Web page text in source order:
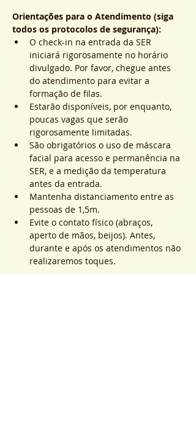
Orientações para o Atendimento (siga
todos os protocolos de segurança):
O check-in na entrada da SER
iniciará rigorosamente no horário
divulgado. Por favor, chegue antes
do atendimento para evitar a
formação de filas.
Estarão disponíveis, por enquanto,
poucas vagas que serão
rigorosamente limitadas.
São obrigatórios o uso de máscara
facial para acesso e permanência na
SER, e a medição da temperatura
antes da entrada.
Mantenha distanciamento entre as
pessoas de 1,5m.
Evite o contato físico (abraços,
aperto de mãos, beijos). Antes,
durante e após os atendimentos não
realizaremos toques.